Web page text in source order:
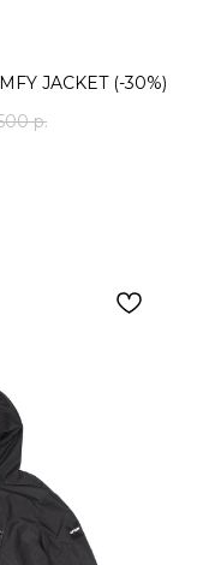
JACKET (-30%)
р.